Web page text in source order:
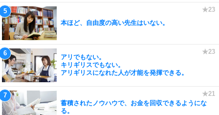
本ほど、自由度の高い先生はいない。
アリでもない。
キリギリスでもない。
アリギリスになれた人が才能を発揮できる。
蓄積されたノウハウで、お金を回収できるようにな
る。